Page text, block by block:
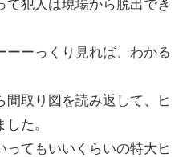
犯人は現場から脱出でき
ーーっくり見れば、わかる
取り図を読み返して、ヒ
た。
てもいいくらいの特大ヒ